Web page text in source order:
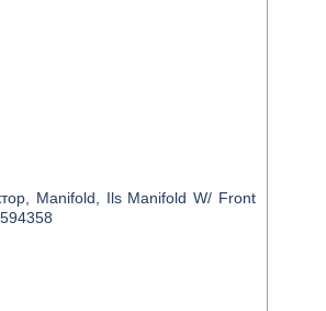
Manifold, Ils Manifold W/ Front